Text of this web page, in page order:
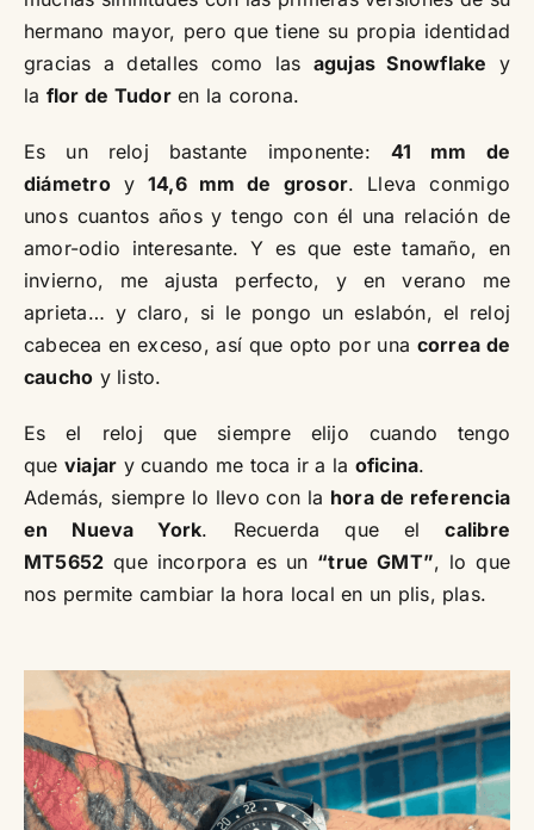
hermano mayor, pero que tiene su propia identidad
gracias a detalles como las agujas Snowflake y
la flor de Tudoren la corona.
Es un reloj bastante imponente: 41 mm de
diámetroy 14,6 mm de grosor. Lleva conmigo
unos cuantos años y tengo con él una relación de
amor-odio interesante. Y es que este tamaño, en
invierno, me ajusta perfecto, y en verano me
aprieta… y claro, si le pongo un eslabón, el reloj
cabecea en exceso, así que opto por una correa de
caucho y listo.
Es el reloj que siempre elijo cuando tengo
que viajar y cuando me toca ir a la oficina.
Además, siempre lo llevo con la hora de referencia
en Nueva York. Recuerda que elcalibre
MT5652 que incorpora es un “true GMT”, lo que
nos permite cambiar la hora local en un plis, plas.